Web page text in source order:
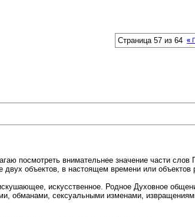
Страница 57 из 64 «
посмотреть внимательнее значение части
объектов, в настоящем времени или объектов
искусственное. Родное Духовное
обманами, сексуальными изменами,